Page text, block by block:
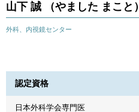
山下 誠 （やました まこと）
外科、内視鏡センター
認定資格
日本外科学会専門医